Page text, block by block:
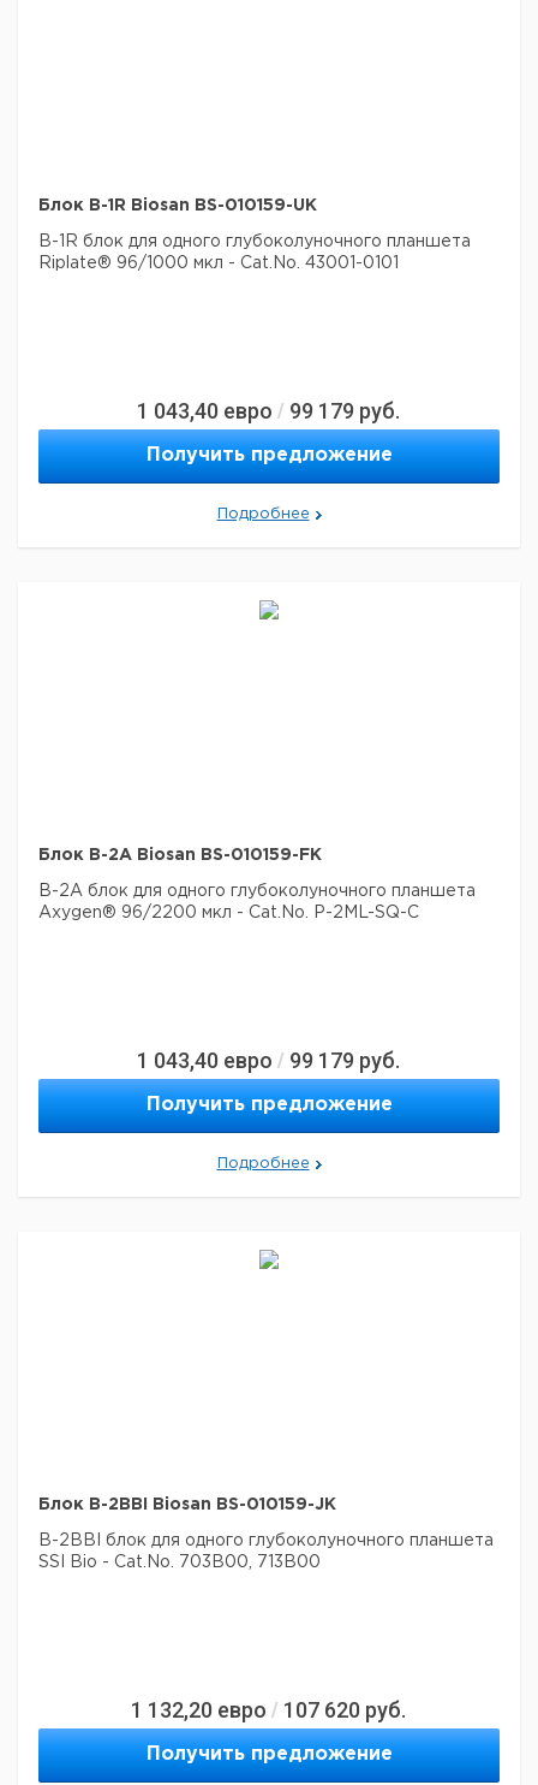
Блок B-1R Biosan BS-010159-UK
B-1R блок для одного глубоколуночного планшета
Riplate® 96/1000 мкл - Cat.No. 43001-0101
1 043,40 евро / 99 179 руб.
Получить предложение
Подробнее
Блок B-2A Biosan BS-010159-FK
B-2A блок для одного глубоколуночного планшета
Axygen® 96/2200 мкл - Cat.No. P-2ML-SQ-C
1 043,40 евро / 99 179 руб.
Получить предложение
Подробнее
Блок B-2BBI Biosan BS-010159-JK
B-2BBI блок для одного глубоколуночного планшета
SSI Bio - Cat.No. 703B00, 713B00
1 132,20 евро / 107 620 руб.
Получить предложение